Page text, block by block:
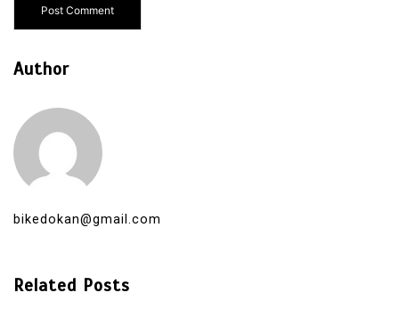
Author
bikedokan@gmail.com
Related Posts